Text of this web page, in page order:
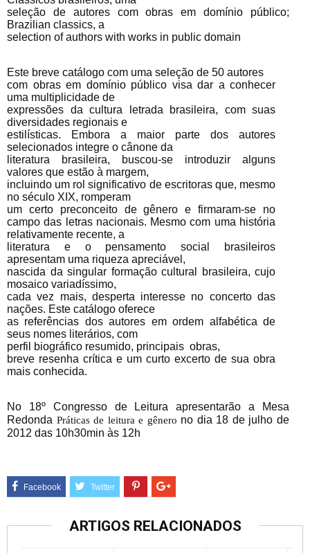
seleção de autores com obras em domínio público;
Brazilian classics, a
selection of authors with works in public domain
Este breve catálogo com uma seleção de 50 autores
com obras em domínio público visa dar a conhecer
uma multiplicidade de
expressões da cultura letrada brasileira, com suas
diversidades regionais e
estilísticas. Embora a maior parte dos autores
selecionados integre o cânone da
literatura brasileira, buscou-se introduzir alguns
valores que estão à margem,
incluindo um rol significativo de escritoras que, mesmo
no século XIX, romperam
um certo preconceito de gênero e firmaram-se no
campo das letras nacionais. Mesmo com uma história
relativamente recente, a
literatura e o pensamento social brasileiros
apresentam uma riqueza apreciável,
nascida da singular formação cultural brasileira, cujo
mosaico variadíssimo,
cada vez mais, desperta interesse no concerto das
nações. Este catálogo oferece
as referências dos autores em ordem alfabética de
seus nomes literários, com
perfil biográfico resumido, principais obras,
breve resenha crítica e um curto excerto de sua obra
mais conhecida.
No 18º Congresso de Leitura apresentarão a Mesa
Redonda Práticas de leitura e gênero no dia 18 de julho de
2012 das 10h30min às 12h
ARTIGOS RELACIONADOS